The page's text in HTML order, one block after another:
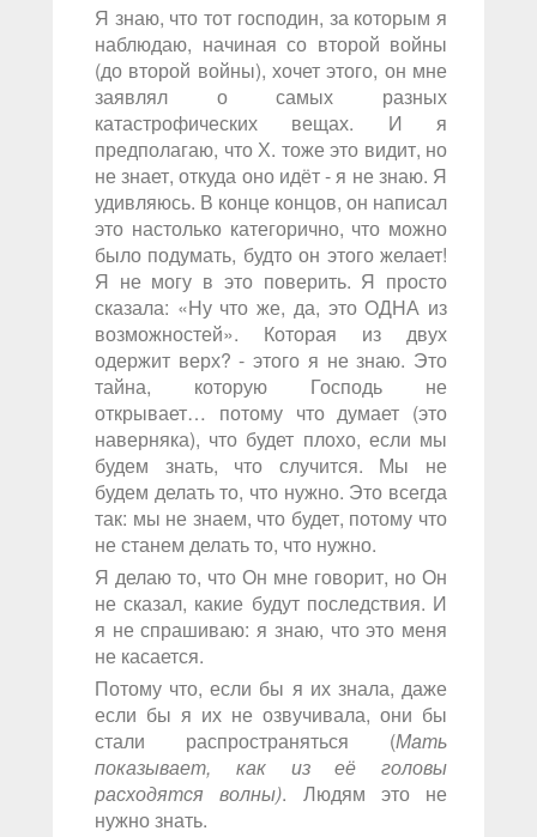
Я знаю, что тот господин, за которым я
наблюдаю, начиная со второй войны
(до второй войны), хочет этого, он мне
заявлял о самых разных
катастрофических вещах. И я
предполагаю, что Х. тоже это видит, но
не знает, откуда оно идёт - я не знаю. Я
удивляюсь. В конце концов, он написал
это настолько категорично, что можно
было подумать, будто он этого желает!
Я не могу в это поверить. Я просто
сказала: «Ну что же, да, это ОДНА из
возможностей». Которая из двух
одержит верх? - этого я не знаю. Это
тайна, которую Господь не
открывает… потому что думает (это
наверняка), что будет плохо, если мы
будем знать, что случится. Мы не
будем делать то, что нужно. Это всегда
так: мы не знаем, что будет, потому что
не станем делать то, что нужно.
Я делаю то, что Он мне говорит, но Он
не сказал, какие будут последствия. И
я не спрашиваю: я знаю, что это меня
не касается.
Потому что, если бы я их знала, даже
если бы я их не озвучивала, они бы
стали распространяться (Мать
показывает, как из её головы
расходятся волны). Людям это не
нужно знать.